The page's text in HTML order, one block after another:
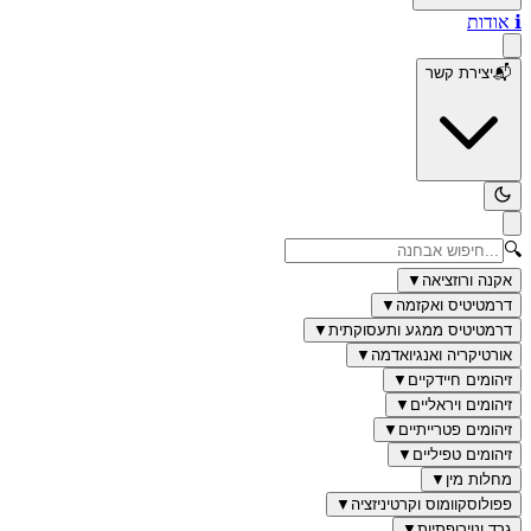
ℹ️ אודות
📬יצירת קשר
🔍
אקנה ורוזציאה ▼
דרמטיטיס ואקזמה ▼
דרמטיטיס ממגע ותעסוקתית ▼
אורטיקריה ואנגיואדמה ▼
זיהומים חיידקיים ▼
זיהומים ויראליים ▼
זיהומים פטרייתיים ▼
זיהומים טפיליים ▼
מחלות מין ▼
פפולוסקוומוס וקרטיניזציה ▼